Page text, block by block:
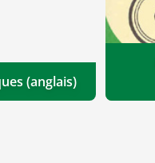
(anglais)